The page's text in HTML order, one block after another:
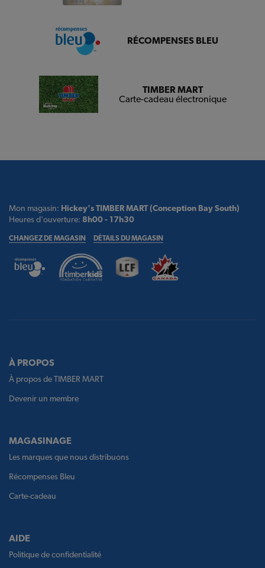
RÉCOMPENSES BLEU
TIMBER MART
Carte-cadeau électronique
Mon magasin: Hickey's TIMBER MART (Conception Bay South)
Heures d'ouverture: 8h00 - 17h30
CHANGEZ DE MAGASIN DÉTAILS DU MAGASIN
À PROPOS
À propos de TIMBER MART
Devenir un membre
MAGASINAGE
Les marques que nous distribuons
Récompenses Bleu
Carte-cadeau
AIDE
Politique de confidentialité